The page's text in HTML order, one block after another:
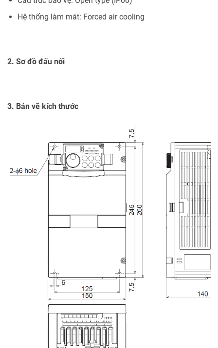
Hệ thống làm mát: Forced air cooling
2. Sơ đồ đấu nối
3. Bản vẽ kích thước